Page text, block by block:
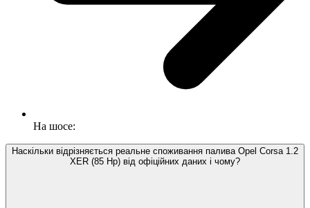
На шосе:
Наскільки відрізняється реальне споживання палива Opel Corsa 1.2
XER (85 Hp) від офіційних даних і чому?